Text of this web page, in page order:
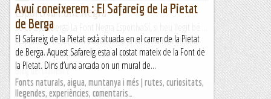
Esportiva Font Negra
06-09-2023 Berga La Font Negra EsportivaSí, si heu llegit bé ...
"Esportiva", no sé com a succeït i Jo ja em veia fent alguna
coseta per les alçades i de sobte el...
Blog del Guillem 2
Avui coneixerem : El Safareig de la Pietat
de Berga
El Safareig de la Pietat està situada en el carrer de la Pietat
de Berga. Aquest Safareig esta al costat mateix de la Font de
la Pietat. Dins d’una arcada on un mural de...
Fonts naturals, aigua, muntanya i més | rutes, curiositats,
llegendes, experiències, comentaris…